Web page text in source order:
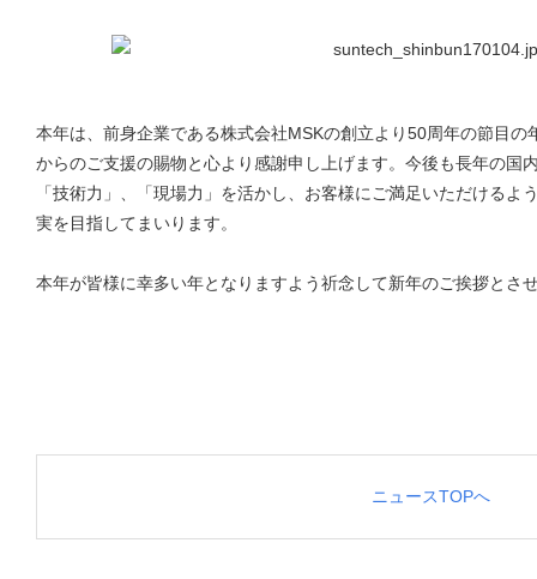
本年は、前身企業である株式会社MSKの創立より50周年の節目
からのご支援の賜物と心より感謝申し上げます。今後も長年の国
「技術力」、「現場力」を活かし、お客様にご満足いただけるよ
実を目指してまいります。
本年が皆様に幸多い年となりますよう祈念して新年のご挨拶とさ
ニュースTOPへ